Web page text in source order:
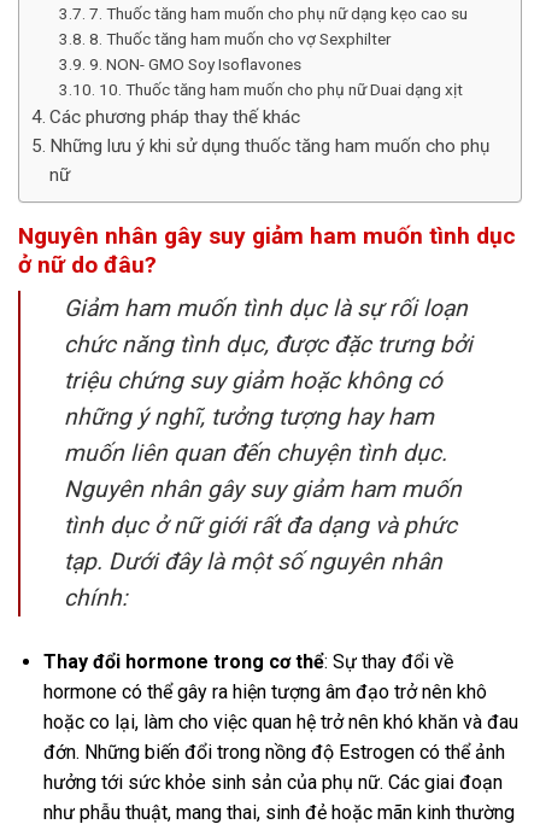
7. Thuốc tăng ham muốn cho phụ nữ dạng kẹo cao su
8. Thuốc tăng ham muốn cho vợ Sexphilter
9. NON- GMO Soy Isoflavones
10. Thuốc tăng ham muốn cho phụ nữ Duai dạng xịt
Các phương pháp thay thế khác
Những lưu ý khi sử dụng thuốc tăng ham muốn cho phụ
nữ
Nguyên nhân gây suy giảm ham muốn tình dục
ở nữ do đâu?
Giảm ham muốn tình dục là sự rối loạn
chức năng tình dục, được đặc trưng bởi
triệu chứng suy giảm hoặc không có
những ý nghĩ, tưởng tượng hay ham
muốn liên quan đến chuyện tình dục.
Nguyên nhân gây suy giảm ham muốn
tình dục ở nữ giới rất đa dạng và phức
tạp. Dưới đây là một số nguyên nhân
chính:
Thay đổi hormone trong cơ thể: Sự thay đổi về
hormone có thể gây ra hiện tượng âm đạo trở nên khô
hoặc co lại, làm cho việc quan hệ trở nên khó khăn và đau
đớn. Những biến đổi trong nồng độ Estrogen có thể ảnh
hưởng tới sức khỏe sinh sản của phụ nữ. Các giai đoạn
như phẫu thuật, mang thai, sinh đẻ hoặc mãn kinh thường